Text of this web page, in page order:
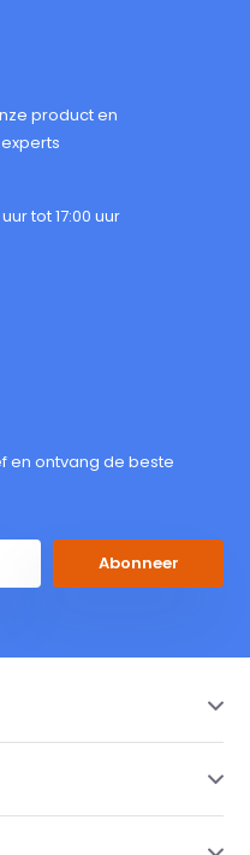
product en
tot 17:00 uur
en ontvang de beste
Abonneer